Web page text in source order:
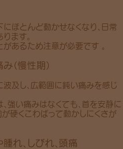
ほとんど動かせなくなり、日常
ます。
があるため注意が必要です 。
（慢性期）
波及し、広範囲に鈍い痛みを感じ
強い痛みはなくても、首を安静に
硬くこわばって動かしにくさが
れ、しびれ、頭痛